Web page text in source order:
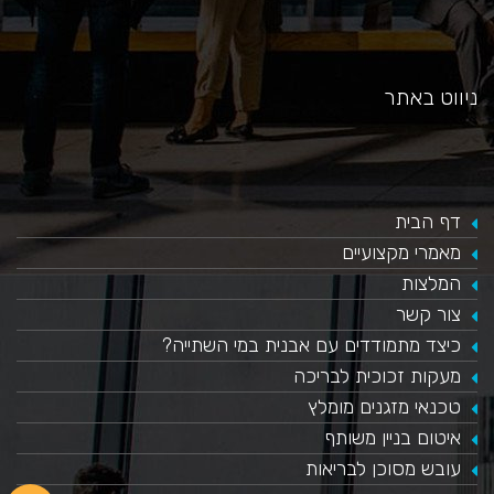
ניווט באתר
דף הבית
מאמרי מקצועיים
המלצות
צור קשר
כיצד מתמודדים עם אבנית במי השתייה?
​מעקות זכוכית לבריכה
טכנאי מזגנים מומלץ
איטום בניין משותף
עובש מסוכן לבריאות